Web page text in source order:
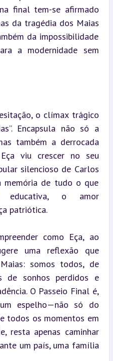
final tem-se afirmado
da tragédia dos Maias
da impossibilidade
a modernidade sem
o clímax trágico
Encapsula não só a
também a derrocada
viu crescer no seu
silencioso de Carlos
memória de tudo o que
educativa, o amor
patriótica.
como Eça, ao
uma reflexão que
somos todos, de
de sonhos perdidos e
O Passeio Final é,
espelho—não só do
todos os momentos em
resta apenas caminhar
um país, uma família